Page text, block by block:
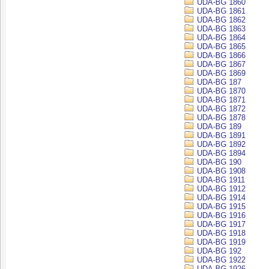
UDA-BG 1860
UDA-BG 1861
UDA-BG 1862
UDA-BG 1863
UDA-BG 1864
UDA-BG 1865
UDA-BG 1866
UDA-BG 1867
UDA-BG 1869
UDA-BG 187
UDA-BG 1870
UDA-BG 1871
UDA-BG 1872
UDA-BG 1878
UDA-BG 189
UDA-BG 1891
UDA-BG 1892
UDA-BG 1894
UDA-BG 190
UDA-BG 1908
UDA-BG 1911
UDA-BG 1912
UDA-BG 1914
UDA-BG 1915
UDA-BG 1916
UDA-BG 1917
UDA-BG 1918
UDA-BG 1919
UDA-BG 192
UDA-BG 1922